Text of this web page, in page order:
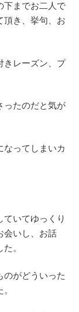
下までお二人で
頂き、挙句、お
きレーズン、プ
ったのだと気が
なってしまいカ
いてゆっくり
会いし、お話
。
のがどういった